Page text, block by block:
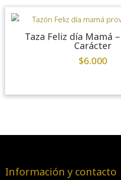
Taza Feliz día Mamá
Carácter
$6.000
Información y contacto